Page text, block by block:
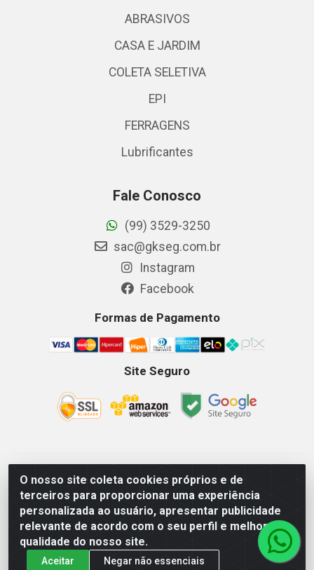
O nosso site coleta cookies próprios e de
terceiros para proporcionar uma experiência
personalizada ao usuário, apresentar publicidade
relevante de acordo com o seu perfil e melhorar a
qualidade do nosso site.
Aceitar Negar não essenciais
ABRASIVOS
CASA E JARDIM
COLETA SELETIVA
EPI
FERRAGENS
Lubrificantes
Fale Conosco
(99) 3529-3250
sac@gkseg.com.br
Instagram
Facebook
Formas de Pagamento
Site Seguro
GKSEG EPI Maquinas e Equipamentos LTDA - Av. Getulio
Vargas, 2066 Centro, Imperatriz/MA - CEP 65.903-280 - CNPJ
11.191.946/0001-07 - Horários: Segunda-Sexta 08as18hs,
Sábados 08as12hs